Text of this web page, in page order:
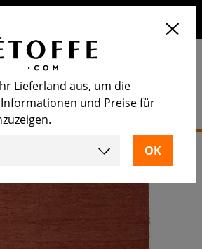
Lieferland aus, um die
und Preise für